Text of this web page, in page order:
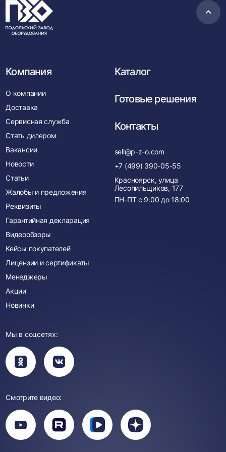
в
Компания
О компании
Доставка
Сервисная служба
Стать дилером
Вакансии
Новости
Статьи
Жалобы и предложения
Реквизиты
Гарантийная декларация
Видеообзоры
Кейсы покупателей
Лицензии и сертификаты
Менеджеры
Акции
Новинки
Каталог
Готовые решения
Контакты
sell@p-z-o.com
+7 (499) 390-05-55
Красноярск, улица
Лесопильщиков, 177
ПН-ПТ с 9:00 до 18:00
Мы в соцсетях:
Вы
перейдете
в
группу
Вы
перейдете
в
группу
Смотрите видео:
Вы
перейдете
на
канал
Вы
перейдете
Вы
перейдете
Вы
перейдете